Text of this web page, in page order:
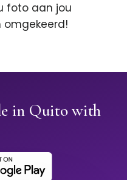
foto aan jou
in Quito with